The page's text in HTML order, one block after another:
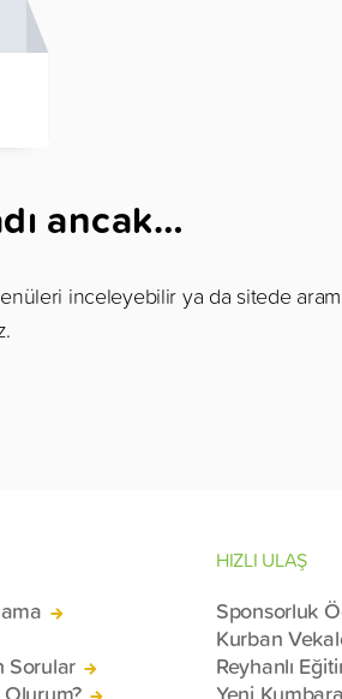
ancak…
inceleyebilir ya da sitede
Sorular
HIZLI ULAŞ
Sponsorluk
Kurban
Reyhanlı